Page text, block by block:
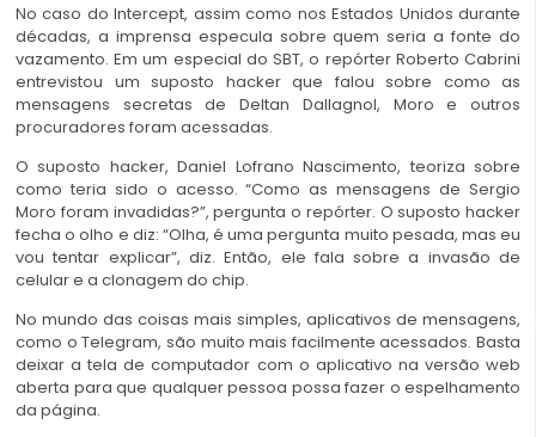
No caso do Intercept, assim como nos Estados Unidos durante
décadas, a imprensa especula sobre quem seria a fonte do
vazamento.Em um especial do SBT, o repórter Roberto Cabrini
entrevistou um suposto hacker que falou sobre como as
mensagens secretas de Deltan Dallagnol, Moro e outros
procuradores foram acessadas.
O suposto hacker, Daniel Lofrano Nascimento, teoriza sobre
como teria sido o acesso.“Como as mensagens de Sergio
Moro foram invadidas?”, pergunta o repórter. O suposto hacker
fecha o olho e diz: “Olha, é uma pergunta muito pesada, mas eu
vou tentar explicar”, diz. Então, ele fala sobre a invasão de
celular e a clonagem do chip.
No mundo das coisas mais simples, aplicativos de mensagens,
como o Telegram, são muito mais facilmente acessados. Basta
deixar a tela de computador com o aplicativo na versão web
aberta para que qualquer pessoa possa fazer o espelhamento
da página.